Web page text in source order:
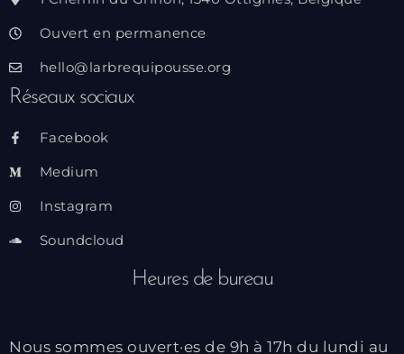
Ouvert en permanence
hello@larbrequipousse.org
Réseaux sociaux
Facebook
Medium
Instagram
Soundcloud
Heures de bureau
Nous sommes ouvert·es de 9h à 17h du lundi au